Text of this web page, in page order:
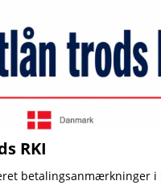
RKI
betalingsanmærkninger i